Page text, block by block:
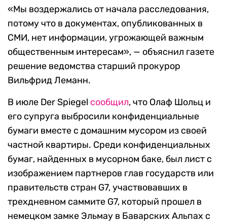
«Мы воздержались от начала расследования,
потому что в документах, опубликованных в
СМИ, нет информации, угрожающей важным
общественным интересам», — объяснил газете
решение ведомства старший прокурор
Вильфрид Леманн.
В июле Der Spiegel сообщил, что Олаф Шольц и
его супруга выбросили конфиденциальные
бумаги вместе с домашним мусором из своей
частной квартиры. Среди конфиденциальных
бумаг, найденных в мусорном баке, был лист с
изображением партнеров глав государств или
правительств стран G7, участвовавших в
трехдневном саммите G7, который прошел в
немецком замке Эльмау в Баварских Альпах с